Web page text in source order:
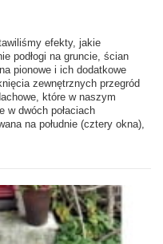
efekty, jakie
podłogi na gruncie, ścian
pionowe i ich dodatkowe
zewnętrznych przegród
które w naszym
w dwóch połaciach
na południe (cztery okna),